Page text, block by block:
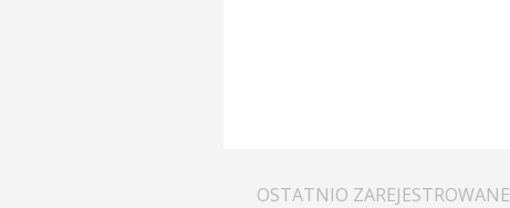
OSTATNIO ZAREJESTROWANE